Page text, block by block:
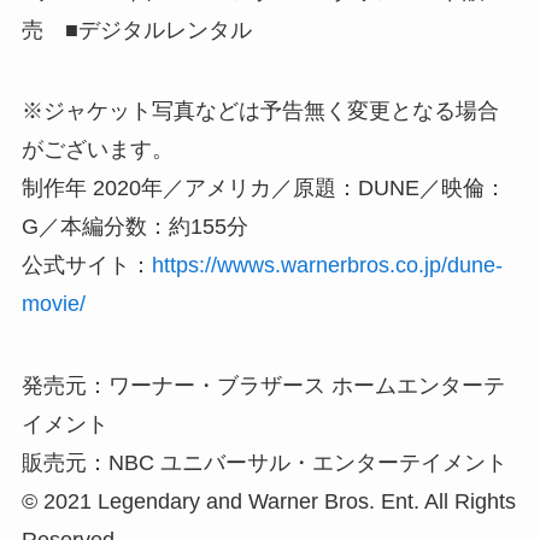
売 ■デジタルレンタル
※ジャケット写真などは予告無く変更となる場合
がございます。
制作年 2020年／アメリカ／原題：DUNE／映倫：
G／本編分数：約155分
公式サイト： https://wwws.warnerbros.co.jp/dune-
movie/
発売元：ワーナー・ブラザース ホームエンターテ
イメント
販売元：NBC ユニバーサル・エンターテイメント
© 2021 Legendary and Warner Bros. Ent. All Rights